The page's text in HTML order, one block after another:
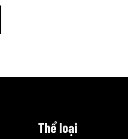
Thể loại